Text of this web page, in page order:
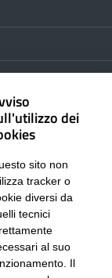
di
Facebook
Youtube
dei
sito non
tracker o
diversi da
tecnici
al suo
Il